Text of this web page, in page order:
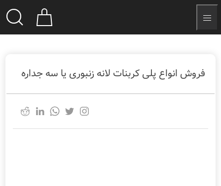
فروش انواع پلی کربنات لانه زنبوری یا سه جداره